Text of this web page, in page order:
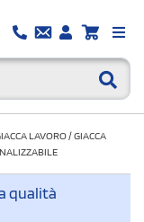
LAVORO/GIACCA
qualità